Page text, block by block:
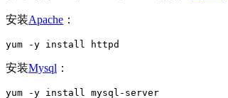
安装Apache ：
yum -y install httpd
安装Mysql ：
yum -y install mysql-server